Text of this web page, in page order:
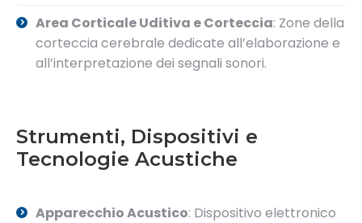
Area Corticale Uditiva e Corteccia: Zone della
corteccia cerebrale dedicate all’elaborazione e
all’interpretazione dei segnali sonori.
Strumenti, Dispositivi e
Tecnologie Acustiche
Apparecchio Acustico: Dispositivo elettronico